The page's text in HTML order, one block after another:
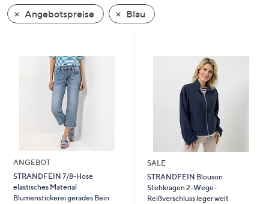
oder
wischen
um
diese
anzuzeigen.
Angebotspreise
Blau
ANGEBOT
STRANDFEIN 7/8-Hose
elastisches Material
Blumenstickerei gerades Bein
SALE
STRANDFEIN Blouson
Stehkragen 2-Wege-
Reißverschluss leger weit